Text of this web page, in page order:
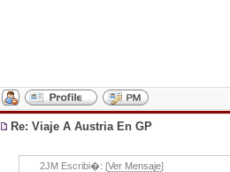
Re: Viaje A Austria En GP
2JM Escribi�: [Ver Mensaje]